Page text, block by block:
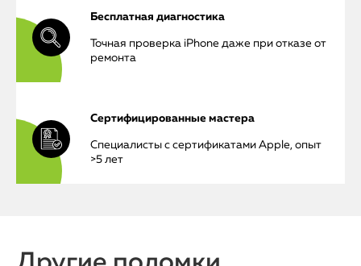
MacBook
Watch
iMac
Mac Mini
Бесплатная диагностика
Точная проверка iPhone даже при отказе от
ремонта
Сертифицированные мастера
Специалисты с сертификатами Apple, опыт
>5 лет